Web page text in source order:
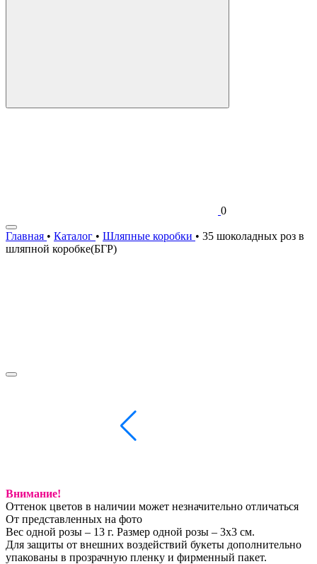
0
Главная • Каталог • Шляпные коробки • 35 шоколадных роз в
шляпной коробке(БГР)
Внимание!
Оттенок цветов в наличии может незначительно отличаться
От представленных на фото
Вес одной розы – 13 г. Размер одной розы – 3х3 см.
Для защиты от внешних воздействий букеты дополнительно
упакованы в прозрачную пленку и фирменный пакет.